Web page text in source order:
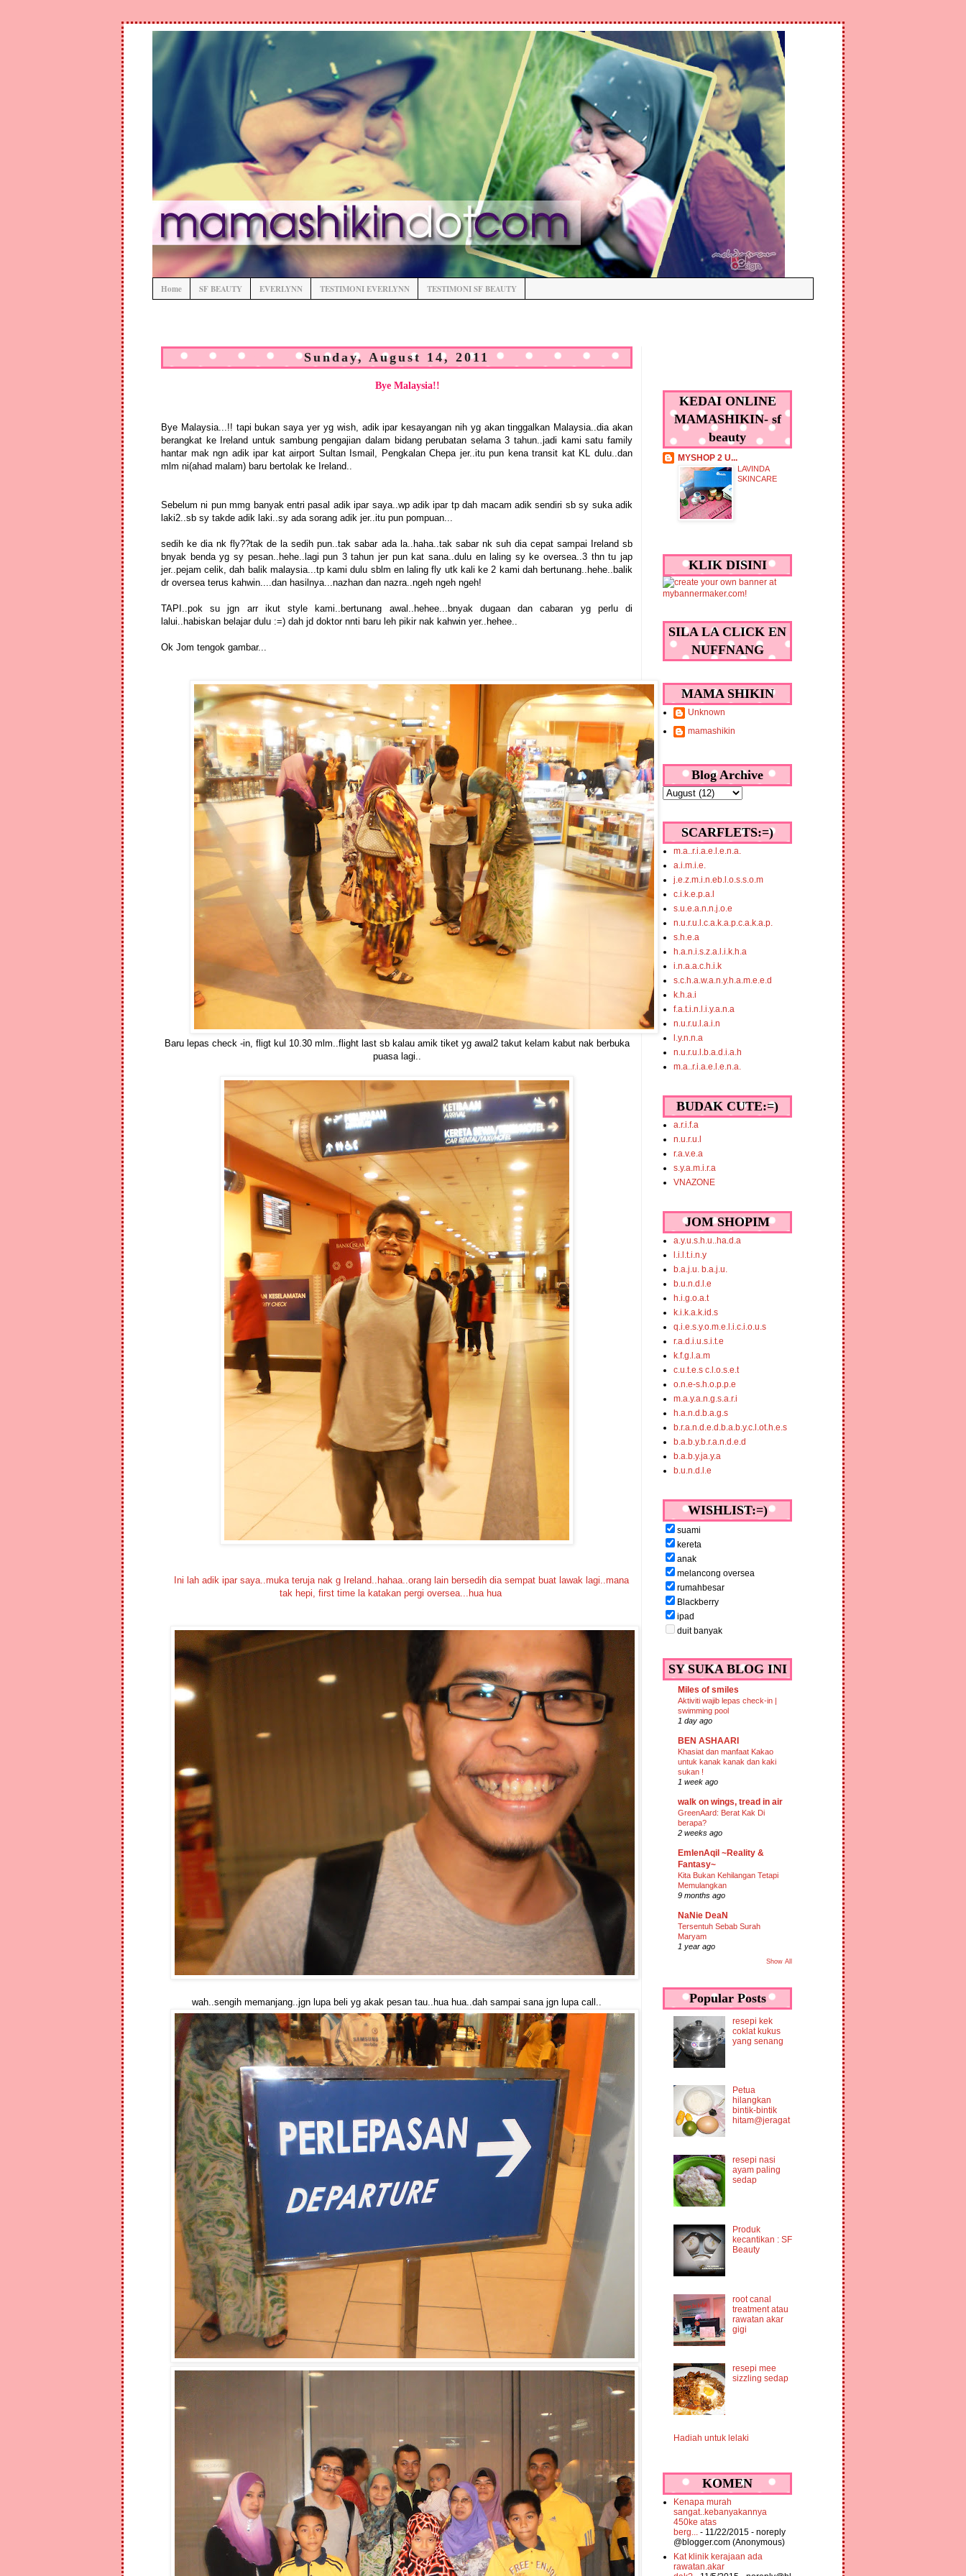
Home SF BEAUTY EVERLYNN TESTIMONI EVERLYNN TESTIMONI SF BEAUTY
Sunday, August 14, 2011
Bye Malaysia!!
Bye Malaysia...!! tapi bukan saya yer yg wish, adik ipar kesayangan nih yg akan tinggalkan Malaysia..dia akan
berangkat ke Ireland untuk sambung pengajian dalam bidang perubatan selama 3 tahun..jadi kami satu family
hantar mak ngn adik ipar kat airport Sultan Ismail, Pengkalan Chepa jer..itu pun kena transit kat KL dulu..dan
mlm ni(ahad malam) baru bertolak ke Ireland..
Sebelum ni pun mmg banyak entri pasal adik ipar saya..wp adik ipar tp dah macam adik sendiri sb sy suka adik
laki2..sb sy takde adik laki..sy ada sorang adik jer..itu pun pompuan...
sedih ke dia nk fly??tak de la sedih pun..tak sabar ada la..haha..tak sabar nk suh dia cepat sampai Ireland sb
bnyak benda yg sy pesan..hehe..lagi pun 3 tahun jer pun kat sana..dulu en laling sy ke oversea..3 thn tu jap
jer..pejam celik, dah balik malaysia...tp kami dulu sblm en laling fly utk kali ke 2 kami dah bertunang..hehe..balik
dr oversea terus kahwin....dan hasilnya...nazhan dan nazra..ngeh ngeh ngeh!
TAPI..pok su jgn arr ikut style kami..bertunang awal..hehee...bnyak dugaan dan cabaran yg perlu di
lalui..habiskan belajar dulu :=) dah jd doktor nnti baru leh pikir nak kahwin yer..hehee..
Ok Jom tengok gambar...
Baru lepas check -in, fligt kul 10.30 mlm..flight last sb kalau amik tiket yg awal2 takut kelam kabut nak berbuka
puasa lagi..
Ini lah adik ipar saya..muka teruja nak g Ireland..hahaa..orang lain bersedih dia sempat buat lawak lagi..mana
tak hepi, first time la katakan pergi oversea...hua hua
wah..sengih memanjang..jgn lupa beli yg akak pesan tau..hua hua..dah sampai sana jgn lupa call..
KEDAI ONLINE
MAMASHIKIN- sf
beauty
MYSHOP 2 U...
LAVINDA
SKINCARE
KLIK DISINI
SILA LA CLICK EN
NUFFNANG
MAMA SHIKIN
Unknown
mamashikin
Blog Archive
SCARFLETS:=)
m.a..r.i.a.e.l.e.n.a.
a.i.m.i.e.
j.e.z.m.i.n.eb.l.o.s.s.o.m
c.i.k.e.p.a.l
s.u.e.a.n.n.j.o.e
n.u.r.u.l.c.a.k.a.p.c.a.k.a.p.
s.h.e.a
h.a.n.i.s.z.a.l.i.k.h.a
i.n.a.a.c.h.i.k
s.c.h.a.w.a.n.y.h.a.m.e.e.d
k.h.a.i
f.a.t.i.n.l.i.y.a.n.a
n.u.r.u.l.a.i.n
l.y.n.n.a
n.u.r.u.l.b.a.d.i.a.h
m.a..r.i.a.e.l.e.n.a.
BUDAK CUTE:=)
a.r.i.f.a
n.u.r.u.l
r.a.v.e.a
s.y.a.m.i.r.a
VNAZONE
JOM SHOPIM
a.y.u.s.h.u..ha.d.a
l.i.l.t.i.n.y
b.a.j.u. b.a.j.u.
b.u.n.d.l.e
h.i.g.o.a.t
k.i.k.a.k.id.s
q.i.e.s.y.o.m.e.l.i.c.i.o.u.s
r.a.d.i.u.s.i.t.e
k.f.g.l.a.m
c.u.t.e.s c.l.o.s.e.t
o.n.e-s.h.o.p.p.e
m.a.y.a.n.g.s.a.r.i
h.a.n.d.b.a.g.s
b.r.a.n.d.e.d.b.a.b.y.c.l.ot.h.e.s
b.a.b.y.b.r.a.n.d.e.d
b.a.b.y.ja.y.a
b.u.n.d.l.e
WISHLIST:=)
suami
kereta
anak
melancong oversea
rumahbesar
Blackberry
ipad
duit banyak
SY SUKA BLOG INI
Miles of smiles
Aktiviti wajib lepas check-in |
swimming pool
1 day ago
BEN ASHAARI
Khasiat dan manfaat Kakao
untuk kanak kanak dan kaki
sukan !
1 week ago
walk on wings, tread in air
GreenAard: Berat Kak Di
berapa?
2 weeks ago
EmIenAqil ~Reality &
Fantasy~
Kita Bukan Kehilangan Tetapi
Memulangkan
9 months ago
NaNie DeaN
Tersentuh Sebab Surah
Maryam
1 year ago
Show All
Popular Posts
resepi kek
coklat kukus
yang senang
Petua
hilangkan
bintik-bintik
hitam@jeragat
resepi nasi
ayam paling
sedap
Produk
kecantikan : SF
Beauty
root canal
treatment atau
rawatan akar
gigi
resepi mee
sizzling sedap
Hadiah untuk lelaki
KOMEN
Kenapa murah
sangat..kebanyakannya
450ke atas
berg... - 11/22/2015 - noreply
@blogger.com (Anonymous)
Kat klinik kerajaan ada
rawatan.akar